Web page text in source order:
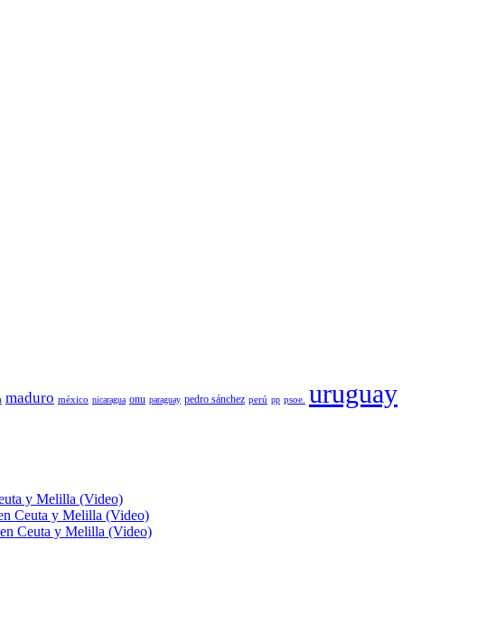
maduro méxico nicaragua onu paraguay pedro sánchez perú pp psoe. uruguay
y Melilla (Video)
Ceuta y Melilla (Video)
en Ceuta y Melilla (Video)